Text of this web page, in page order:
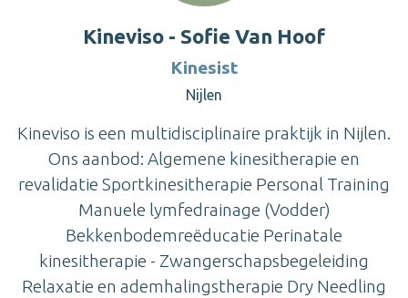
Kineviso - Sofie Van Hoof
Kinesist
Nijlen
Kineviso is een multidisciplinaire praktijk in Nijlen.
Ons aanbod: Algemene kinesitherapie en
revalidatie Sportkinesitherapie Personal Training
Manuele lymfedrainage (Vodder)
Bekkenbodemreëducatie Perinatale
kinesitherapie - Zwangerschapsbegeleiding
Relaxatie en ademhalingstherapie Dry Needling